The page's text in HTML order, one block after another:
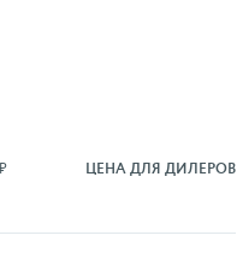
ЦЕНА ДЛЯ ДИЛЕРОВ